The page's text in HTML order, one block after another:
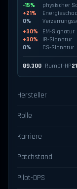
-15%
physischer
+21%
0%
+30%
EM-Signatur
+30%
IR-Signatur
0%
CS-Signatur
89.300 Rumpf-HP
Hersteller
Rolle
Karriere
Patchstand
Pilot-DPS